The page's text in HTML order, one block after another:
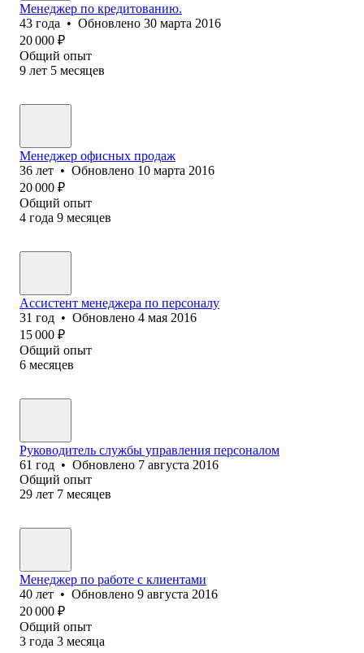
Менеджер по кредитованию.
43 года • Обновлено 30 марта 2016
20 000 ₽
Общий опыт
9 лет 5 месяцев
Менеджер офисных продаж
36 лет • Обновлено 10 марта 2016
20 000 ₽
Общий опыт
4 года 9 месяцев
Ассистент менеджера по персоналу
31 год • Обновлено 4 мая 2016
15 000 ₽
Общий опыт
6 месяцев
Руководитель службы управления персоналом
61 год • Обновлено 7 августа 2016
Общий опыт
29 лет 7 месяцев
Менеджер по работе с клиентами
40 лет • Обновлено 9 августа 2016
20 000 ₽
Общий опыт
3 года 3 месяца